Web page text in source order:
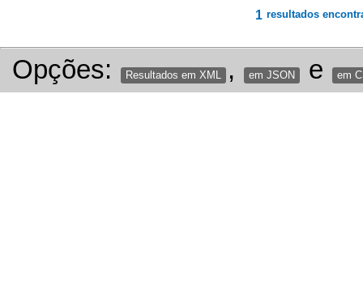
1 resultados
Opções: Resultados em XML , em JSON e em